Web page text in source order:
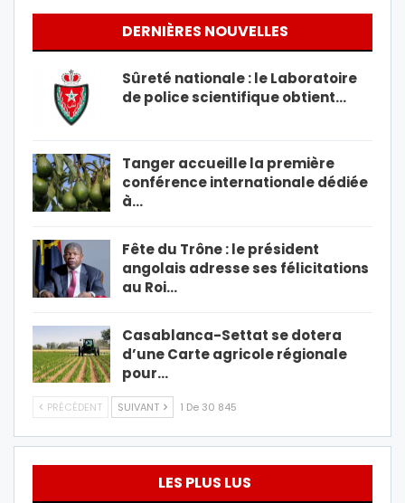
DERNIÈRES NOUVELLES
Sûreté nationale : le Laboratoire
de police scientifique obtient…
Tanger accueille la première
conférence internationale dédiée
à…
Fête du Trône : le président
angolais adresse ses félicitations
au Roi…
Casablanca-Settat se dotera
d’une Carte agricole régionale
pour…
PRÉCÉDENT SUIVANT 1 De 30 845
LES PLUS LUS